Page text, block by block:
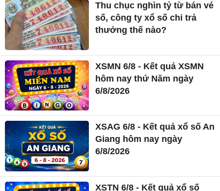
Thu chục nghìn tỷ từ bán vé
số, công ty xổ số chi trả
thưởng thế nào?
XSMN 6/8 - Kết quả XSMN
hôm nay thứ Năm ngày
6/8/2026
XSAG 6/8 - Kết quả xổ số An
Giang hôm nay ngày
6/8/2026
XSTN 6/8 - Kết quả xổ số